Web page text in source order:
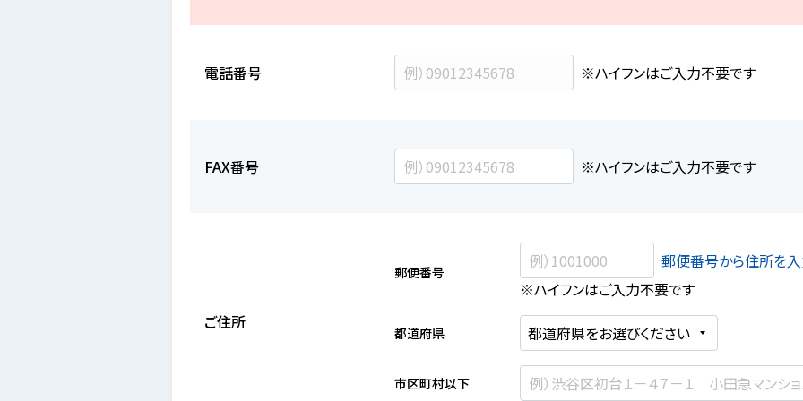
電話番号 ※ハイフンはご入力不要です
FAX番号 ※ハイフンはご入力不要です
ご住所
郵便番号
郵便番号から住所を
※ハイフンはご入力不要です
都道府県
市区町村以下